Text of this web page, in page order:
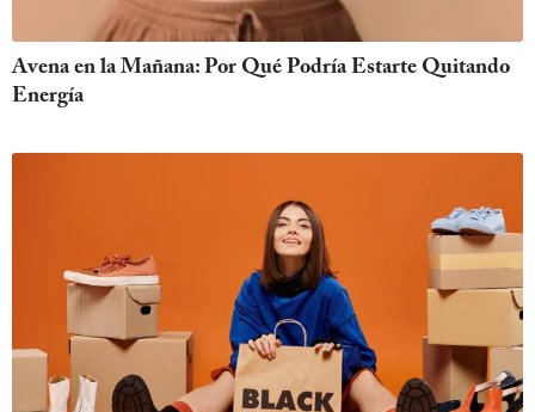
Avena en la Mañana: Por Qué Podría Estarte Quitando
Energía